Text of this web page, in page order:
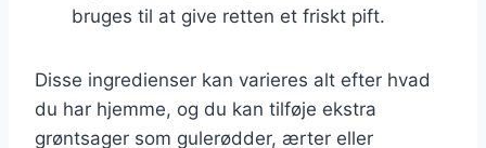
bruges til at give retten et friskt pift.
Disse ingredienser kan varieres alt efter hvad
du har hjemme, og du kan tilføje ekstra
grøntsager som gulerødder, ærter eller